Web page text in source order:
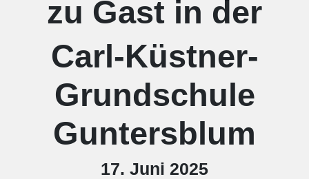
zu Gast in der
Carl-Küstner-
Grundschule
Guntersblum
17. Juni 2025